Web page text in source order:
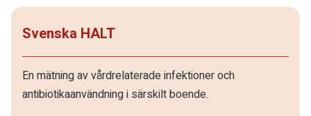
Svenska HALT
En mätning av vårdrelaterade infektioner och
antibiotikaanvändning i särskilt boende.